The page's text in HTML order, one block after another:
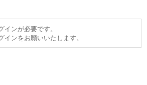
ンが必要です。
インをお願いいたします。